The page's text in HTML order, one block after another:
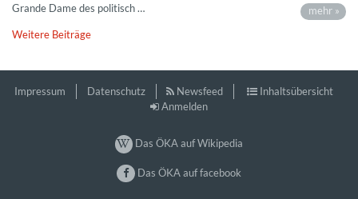
Grande Dame des politisch …
mehr »
Weitere Beiträge
Impressum Datenschutz Newsfeed
Inhaltsübersicht
Anmelden
Das ÖKA auf Wikipedia
Das ÖKA auf facebook